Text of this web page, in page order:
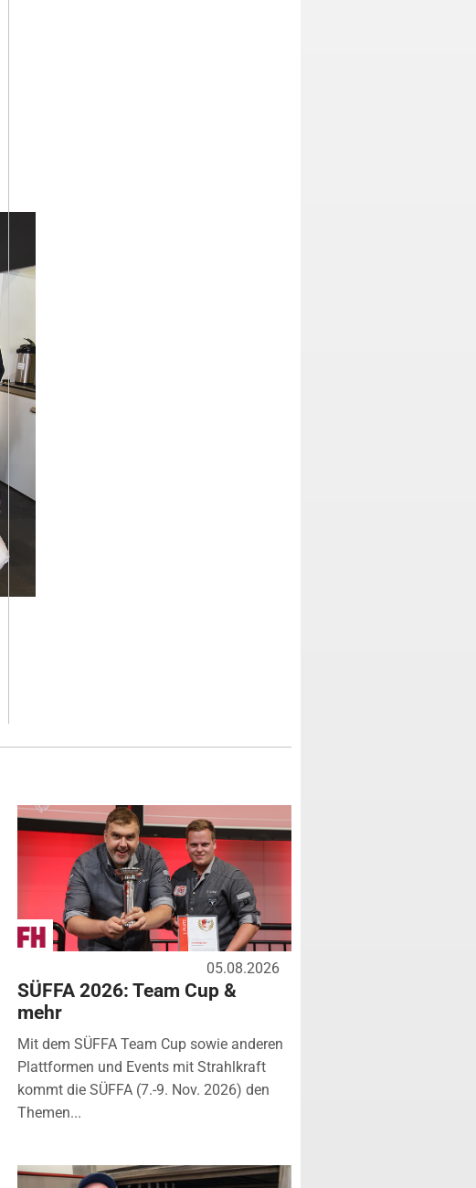
05.08.2026
SÜFFA 2026: Team Cup &
mehr
Mit dem SÜFFA Team Cup sowie anderen
Plattformen und Events mit Strahlkraft
kommt die SÜFFA (7.-9. Nov. 2026) den
Themen...